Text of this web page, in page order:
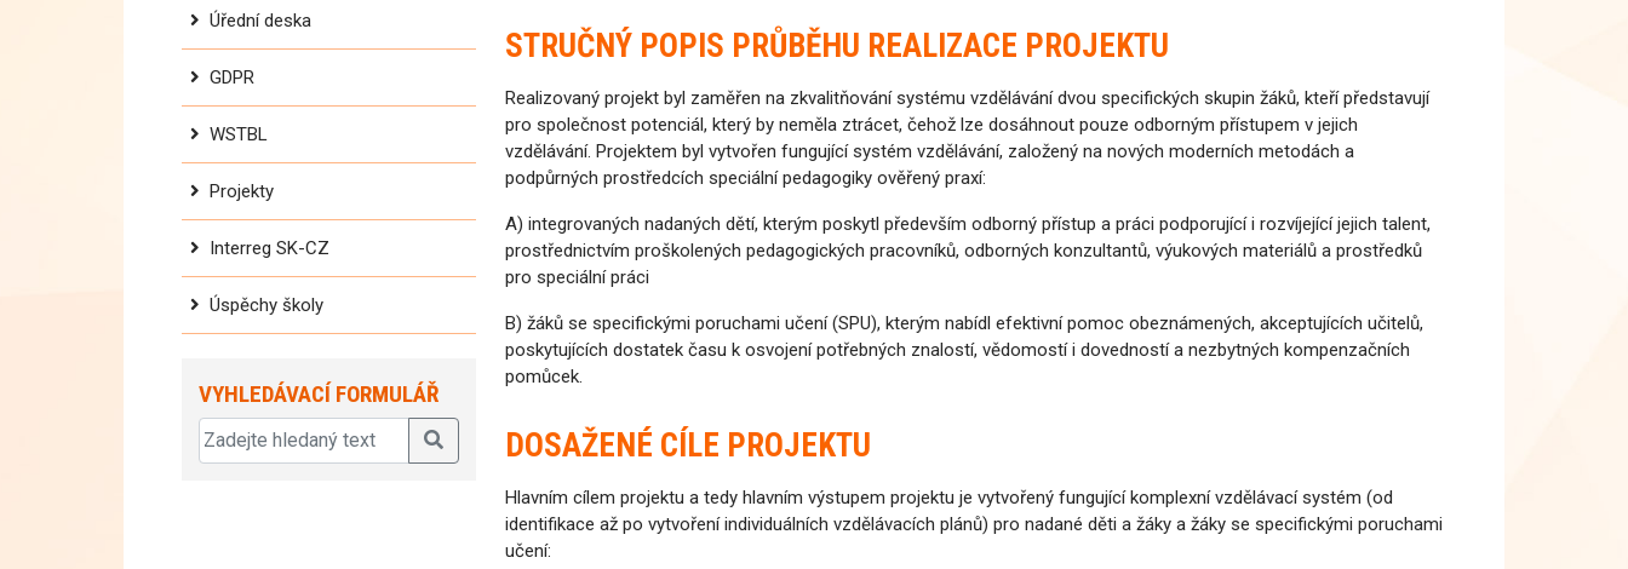
Úřední deska
GDPR
WSTBL
Projekty
Interreg SK-CZ
Úspěchy školy
VYHLEDÁVACÍ FORMULÁŘ
STRUČNÝ POPIS PRŮBĚHU REALIZACE PROJEKTU
Realizovaný projekt byl zaměřen na zkvalitňování systému vzdělávání dvou specifických skupin žáků, kteří představují
pro společnost potenciál, který by neměla ztrácet, čehož lze dosáhnout pouze odborným přístupem v jejich
vzdělávání. Projektem byl vytvořen fungující systém vzdělávání, založený na nových moderních metodách a
podpůrných prostředcích speciální pedagogiky ověřený praxí:
A) integrovaných nadaných dětí, kterým poskytl především odborný přístup a práci podporující i rozvíjející jejich talent,
prostřednictvím proškolených pedagogických pracovníků, odborných konzultantů, výukových materiálů a prostředků
pro speciální práci
B) žáků se specifickými poruchami učení (SPU), kterým nabídl efektivní pomoc obeznámených, akceptujících učitelů,
poskytujících dostatek času k osvojení potřebných znalostí, vědomostí i dovedností a nezbytných kompenzačních
pomůcek.
DOSAŽENÉ CÍLE PROJEKTU
Hlavním cílem projektu a tedy hlavním výstupem projektu je vytvořený fungující komplexní vzdělávací systém (od
identifikace až po vytvoření individuálních vzdělávacích plánů) pro nadané děti a žáky a žáky se specifickými poruchami
učení: